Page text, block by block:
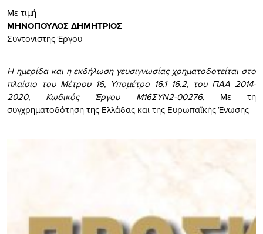
Με τιμή
ΜΗΝΟΠΟΥΛΟΣ ΔΗΜΗΤΡΙΟΣ
Συντονιστής Έργου
Η ημερίδα και η εκδήλωση γευσιγνωσίας χρηματοδοτείται στο
πλαίσιο του Μέτρου 16, Υπομέτρο 16.1 16.2, του ΠΑΑ 2014-
2020, Κωδικός Έργου Μ16ΣΥΝ2-00276. Με τη
συγχρηματοδότηση της Ελλάδας και της Ευρωπαϊκής Ένωσης